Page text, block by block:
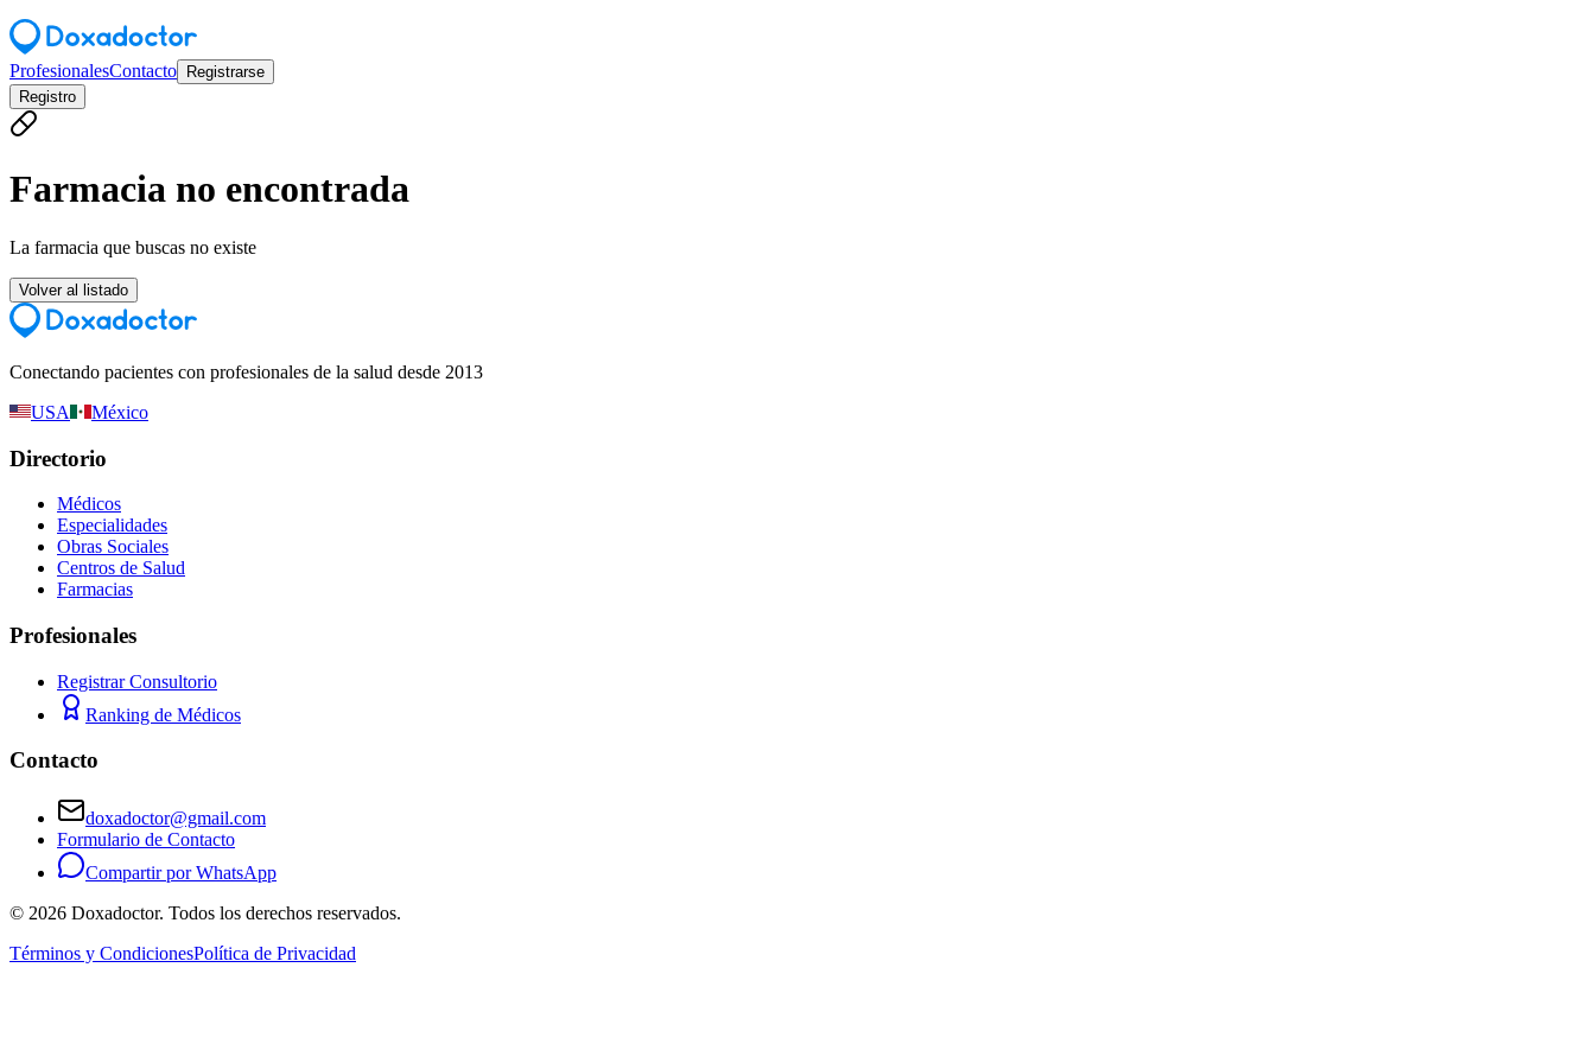
ProfesionalesContacto
Registrarse
Registro
Farmacia no encontrada
La farmacia que buscas no existe
Volver al listado
Conectando pacientes con profesionales de la salud desde 2013
USA
México
Directorio
Médicos
Especialidades
Obras Sociales
Centros de Salud
Farmacias
Profesionales
Registrar Consultorio
Ranking de Médicos
Contacto
doxadoctor@gmail.com
Formulario de Contacto
Compartir por WhatsApp
© 2026 Doxadoctor. Todos los derechos reservados.
Términos y CondicionesPolítica de Privacidad